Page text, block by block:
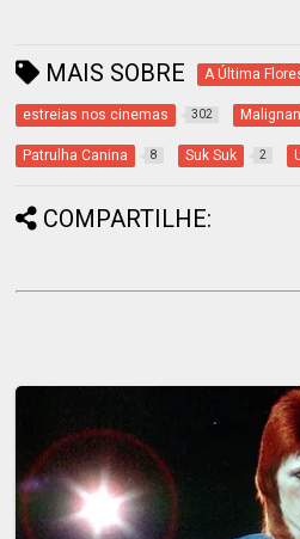
MAIS SOBRE A Última
estreias nos cinemas 302
Patrulha Canina 8 Suk Suk 2
COMPARTILHE: